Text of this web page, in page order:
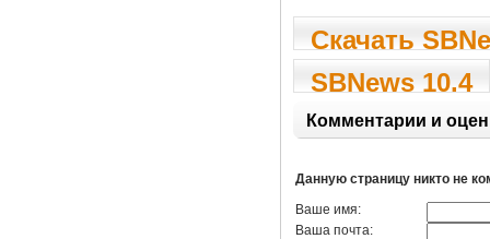
Скачать
SBNews 10.4
Комментарии и
Данную страницу никто не
Ваше имя:
Ваша почта: